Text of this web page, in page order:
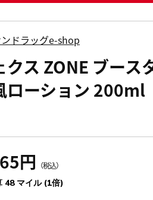
ドラッグe-shop
クス ZONE ブース
ローション 200ml
円 （税込）
48 マイル (1倍)